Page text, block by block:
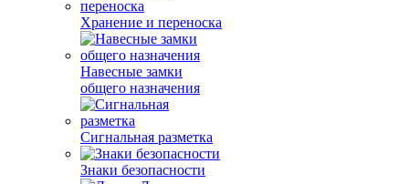
Хранение и переноска
Навесные замки
общего назначения
Сигнальная разметка
Знаки безопасности